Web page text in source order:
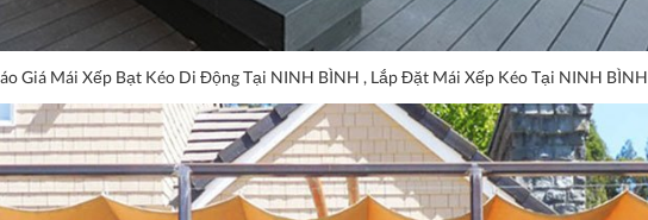
Giá Mái Xếp Bạt Kéo Di Động Tại NINH BÌNH , Lắp Đặt Mái Xếp Kéo Tại NINH BÌNH